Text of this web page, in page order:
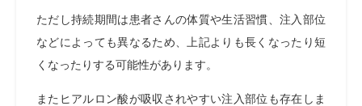
ただし持続期間は患者さんの体質や生活習慣、注入部位
などによっても異なるため、上記よりも長くなったり短
くなったりする可能性があります。
またヒアルロン酸が吸収されやすい注入部位も存在しま